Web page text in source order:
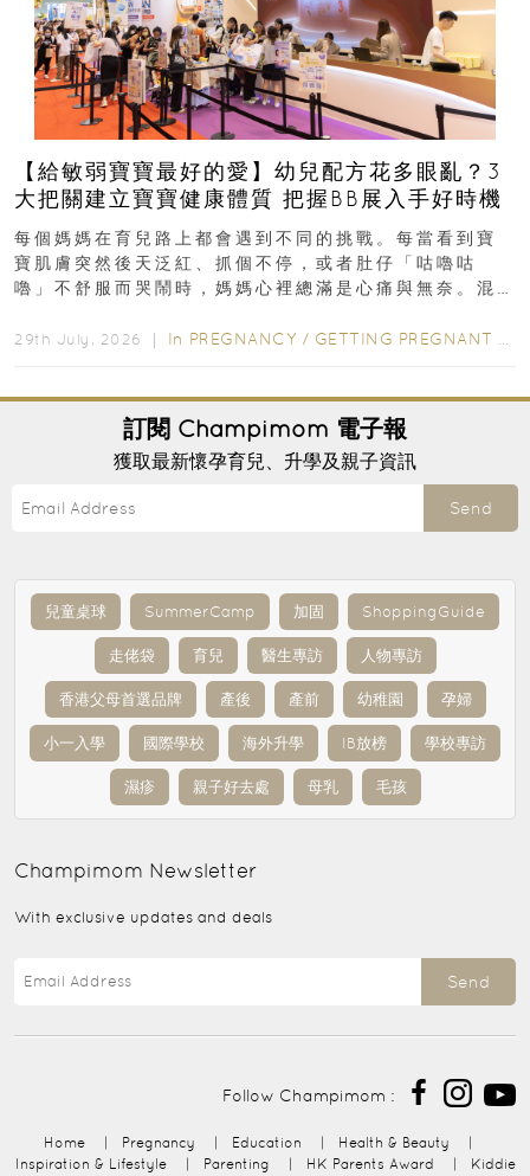
【給敏弱寶寶最好的愛】幼兒配方花多眼亂？3
大把關建立寶寶健康體質 把握BB展入手好時機
每個媽媽在育兒路上都會遇到不同的挑戰。每當看到寶
寶肌膚突然後天泛紅、抓個不停，或者肚仔「咕嚕咕
嚕」不舒服而哭鬧時，媽媽心裡總滿是心痛與無奈。混
29th July, 2026 ｜ In PREGNANCY / GETTING PREGNANT
訂閱 Champimom 電子報
獲取最新懷孕育兒、升學及親子資訊
Send
兒童桌球 SummerCamp 加固 ShoppingGuide
走佬袋 育兒 醫生專訪 人物專訪
香港父母首選品牌 產後 產前 幼稚園 孕婦
小一入學 國際學校 海外升學 IB放榜 學校專訪
濕疹 親子好去處 母乳 毛孩
Champimom Newsletter
With exclusive updates and deals
Send
Follow Champimom :
Home Pregnancy Education Health & Beauty
Inspiration & Lifestyle
Parenting HK Parents Award Kiddie